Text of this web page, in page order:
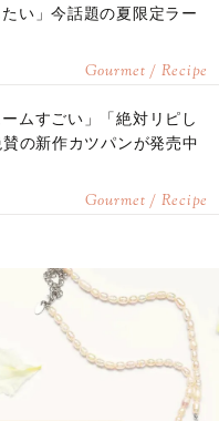
たい」今話題の夏限定ラー
Gourmet / Recipe
ームすごい」「絶対リピし
の新作カツパンが発売中
Gourmet / Recipe